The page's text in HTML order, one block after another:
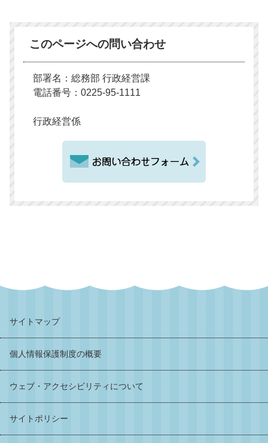
このページへの問い合わせ
部署名：総務部 行政経営課
電話番号：0225-95-1111
行政経営係
サイトマップ
個人情報保護制度の概要
ウェブ・アクセシビリティについて
サイトポリシー